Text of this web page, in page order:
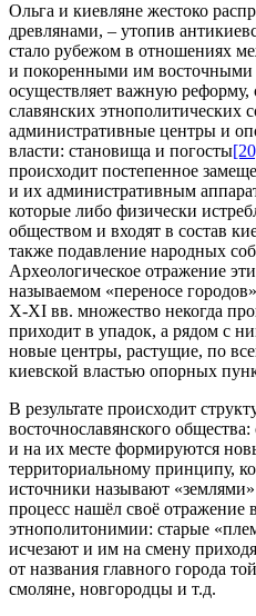
Ольга и киевляне жестоко
древлянами, – утопив
стало рубежом в отношениях
и покоренными им восточными
осуществляет важную реформу,
славянских этнополитических
административные центры и
власти: становища и погосты
происходит постепенное
и их административным
которые либо физически
обществом и входят в состав
также подавление народных
Археологическое отражение
называемом «переносе
X-XI вв. множество некогда
приходит в упадок, а рядом с
новые центры, растущие, по
киевской властью опорных
В результате происходит
восточнославянского
и на их месте формируются
территориальному принципу,
источники называют
процесс нашёл своё отражение
этнополитонимии: старые
исчезают и им на смену
от названия главного города
смоляне, новгородцы и т.д.